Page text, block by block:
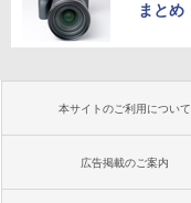
まとめ
本サイトのご利用について
広告掲載のご案内